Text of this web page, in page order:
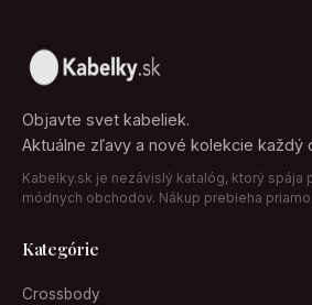
Objavte svet kabeliek.
Aktuálne zľavy a nové kolekcie každý
Kabelky.sk je nezávislý katalóg, ktorý spája
módnych obchodov. Nákup prebieha
Kategórie
Crossbody